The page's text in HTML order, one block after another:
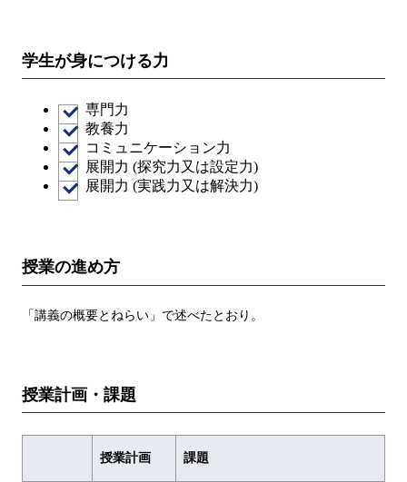
学生が身につける力
専門力
教養力
コミュニケーション力
展開力 (探究力又は設定力)
展開力 (実践力又は解決力)
授業の進め方
「講義の概要とねらい」で述べたとおり。
授業計画・課題
授業計画 課題